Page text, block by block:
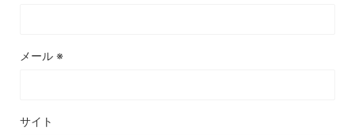
メール ※
サイト